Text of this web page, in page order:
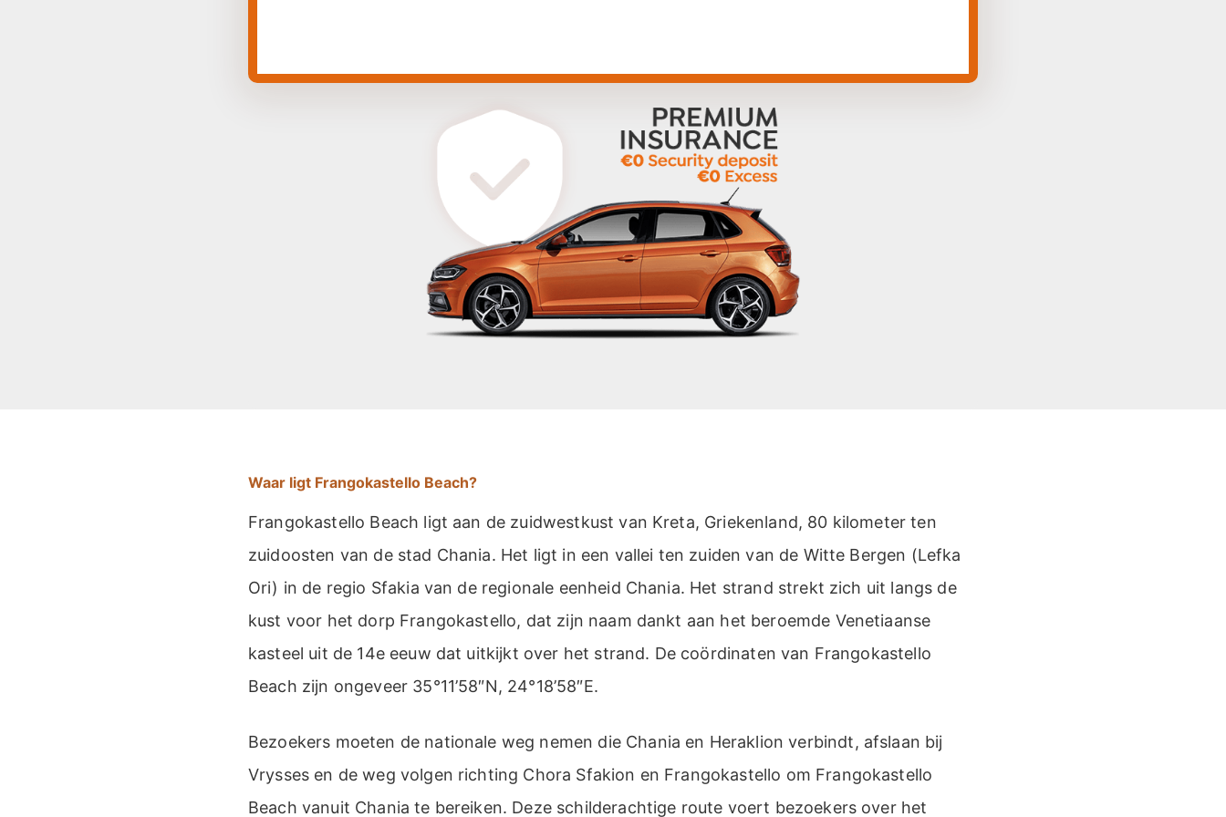
Waar ligt Frangokastello Beach?
Frangokastello Beach ligt aan de zuidwestkust van Kreta, Griekenland, 80 kilometer ten
zuidoosten van de stad Chania. Het ligt in een vallei ten zuiden van de Witte Bergen (Lefka
Ori) in de regio Sfakia van de regionale eenheid Chania. Het strand strekt zich uit langs de
kust voor het dorp Frangokastello, dat zijn naam dankt aan het beroemde Venetiaanse
kasteel uit de 14e eeuw dat uitkijkt over het strand. De coördinaten van Frangokastello
Beach zijn ongeveer 35°11’58″N, 24°18’58″E.
Bezoekers moeten de nationale weg nemen die Chania en Heraklion verbindt, afslaan bij
Vrysses en de weg volgen richting Chora Sfakion en Frangokastello om Frangokastello
Beach vanuit Chania te bereiken. Deze schilderachtige route voert bezoekers over het